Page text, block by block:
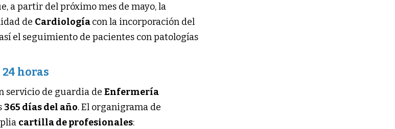
a partir del próximo mes de mayo, la
de Cardiologíacon la incorporación del
el seguimiento de pacientes con patologías
horas
servicio de guardia deEnfermería
365 días del año. El organigrama de
cartilla de profesionales: